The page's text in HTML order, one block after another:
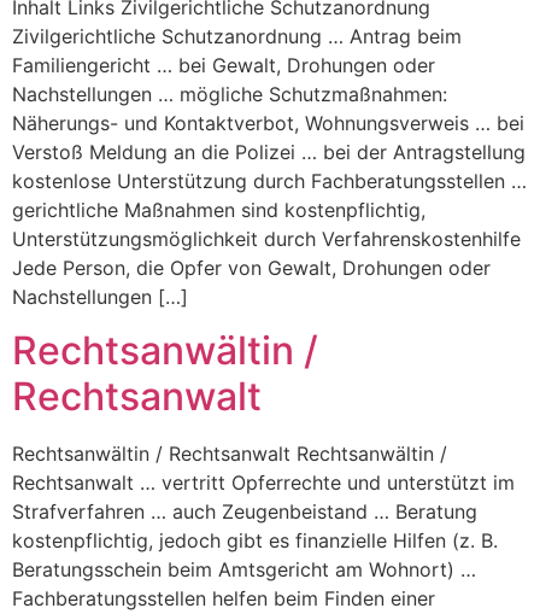
Inhalt Links Zivilgerichtliche Schutzanordnung
Zivilgerichtliche Schutzanordnung … Antrag beim
Familiengericht … bei Gewalt, Drohungen oder
Nachstellungen … mögliche Schutzmaßnahmen:
Näherungs- und Kontaktverbot, Wohnungsverweis … bei
Verstoß Meldung an die Polizei … bei der Antragstellung
kostenlose Unterstützung durch Fachberatungsstellen …
gerichtliche Maßnahmen sind kostenpflichtig,
Unterstützungsmöglichkeit durch Verfahrenskostenhilfe
Jede Person, die Opfer von Gewalt, Drohungen oder
Nachstellungen […]
Rechtsanwältin /
Rechtsanwalt
Rechtsanwältin / Rechtsanwalt Rechtsanwältin /
Rechtsanwalt … vertritt Opferrechte und unterstützt im
Strafverfahren … auch Zeugenbeistand … Beratung
kostenpflichtig, jedoch gibt es finanzielle Hilfen (z. B.
Beratungsschein beim Amtsgericht am Wohnort) …
Fachberatungsstellen helfen beim Finden einer